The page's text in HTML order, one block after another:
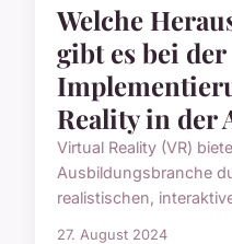
Welche
gibt es bei der
Reality in der
Virtual Reality (VR)
Ausbildungsbranche
realistischen,
27. August 2024